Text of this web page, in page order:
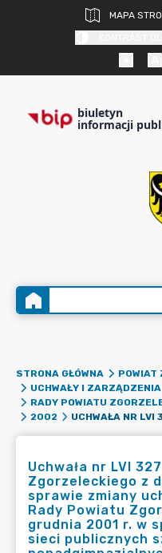
MAPA
biuletyn
informacji
STRONA GŁÓWNA
POWIAT
UCHWAŁY I ZARZĄDZENIA
RADY POWIATU
2002
Uchwała nr LVI
Zgorzeleckiego z
sprawie zmiany
Rady Powiatu
grudnia 2001 r. w
sieci publicznych